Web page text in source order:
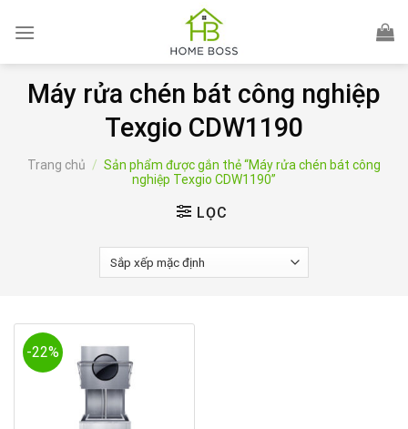
Máy rửa chén bát công nghiệp
Texgio CDW1190
Trang chủ / Sản phẩm được gắn thẻ “Máy rửa chén bát công
nghiệp Texgio CDW1190”
LỌC
-22%